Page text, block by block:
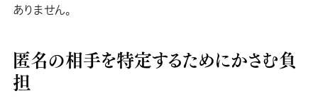
ありません。
匿名の相手を特定するためにかさむ負
担